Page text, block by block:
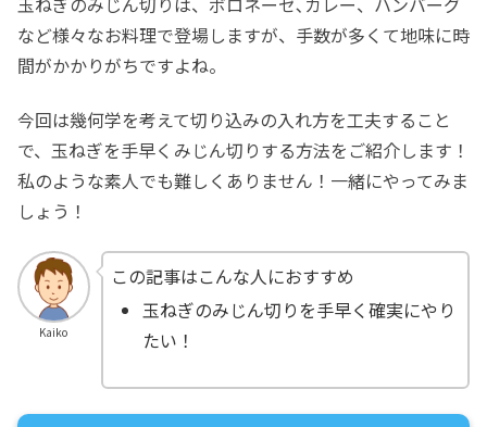
など様々なお料理で登場しますが、手数が多くて地味に時
間がかかりがちですよね。
今回は幾何学を考えて切り込みの入れ方を工夫すること
で、玉ねぎを手早くみじん切りする方法をご紹介します！
私のような素人でも難しくありません！一緒にやってみま
しょう！
Kaiko
この記事はこんな人におすすめ
玉ねぎのみじん切りを手早く確実にやり
たい！